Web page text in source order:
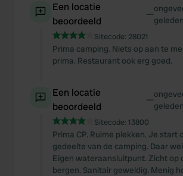
Een locatie
beoordeeld
—geleden
Sitecode: 28021
Prima camping. Niets op aan te
prima. Restaurant ook erg goed.
Een locatie
beoordeeld
—geleden
Sitecode: 13800
Prima CP. Ruime plekken. Je start
gedeelte van de camping. Daar
Eigen wateraansluitpunt. Zicht op
bergen. Sanitair geweldig. Menig